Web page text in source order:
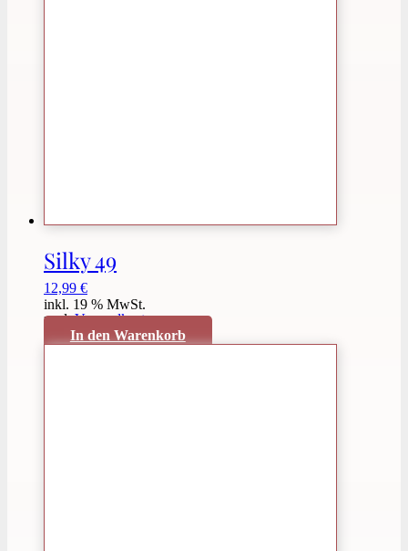
Silky 49
12,99 €
inkl. 19 % MwSt.
zzgl.Versandkosten
In den Warenkorb